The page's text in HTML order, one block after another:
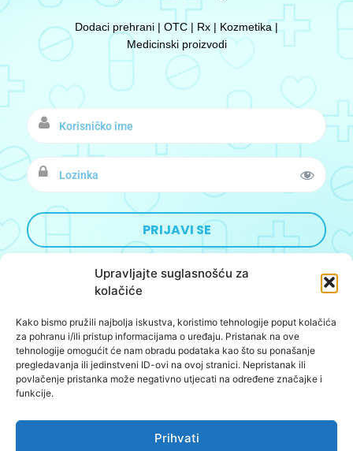
Upravljajte suglasnošću za
kolačiće
Kako bismo pružili najbolja iskustva, koristimo tehnologije poput kolačića
za pohranu i/ili pristup informacijama o uređaju. Pristanak na ove
tehnologije omogućit će nam obradu podataka kao što su ponašanje
pregledavanja ili jedinstveni ID-ovi na ovoj stranici. Nepristanak ili
povlačenje pristanka može negativno utjecati na određene značajke i
funkcije.
Prihvati
Dodaci prehrani | OTC | Rx | Kozmetika |
Medicinski proizvodi
Designed&Developed by:BoomBushBoo
O nama
Kontakt